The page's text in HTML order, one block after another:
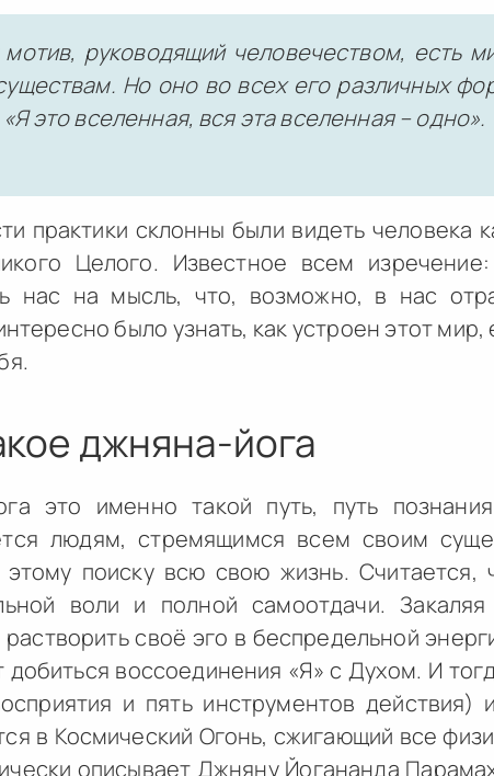
руководящий человечеством, есть
Но оно во всех его различных
это вселенная, вся эта вселенная – одно».
практики склонны были видеть человека
Целого. Известное всем
нас на мысль, что, возможно, в нас
было узнать, как устроен этот
джняна-йога
это именно такой путь, путь
людям, стремящимся всем своим
этому поиску всю свою жизнь.
воли и полной самоотдачи.
растворить своё эго в беспредельной
воссоединения «Я» с Духом. И
и пять инструментов действия)
в Космический Огонь, сжигающий все
описывает Джняну Йогананда